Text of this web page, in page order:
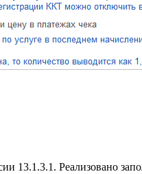
Реализовано